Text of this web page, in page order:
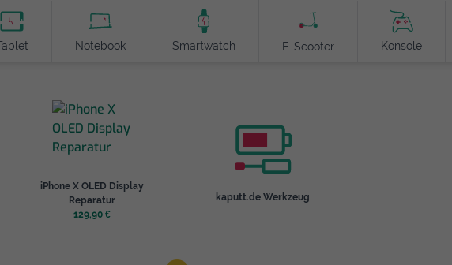
Tablet Notebook Smartwatch E-Scooter Konsole
iPhone X OLED Display
Reparatur
129,90 €
kaputt.de Werkzeug